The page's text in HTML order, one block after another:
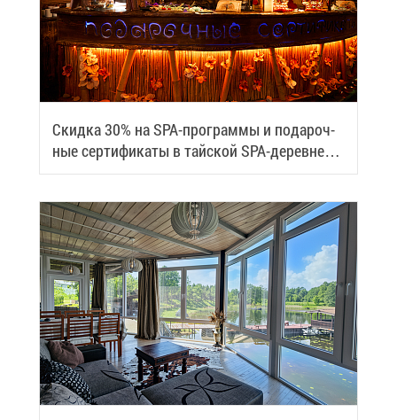
Скид­ка 30% на SPA-про­грам­мы и по­да­роч­
ные сер­ти­фи­ка­ты в тай­ской SPA-де­ревне
Samui